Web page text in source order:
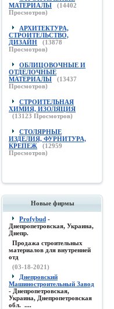
МАТЕРИАЛЫ
(14402
Просмотров)
АРХИТЕКТУРА,
СТРОИТЕЛЬСТВО,
ДИЗАЙН
(13878
Просмотров)
ОБЛИЦОВОЧНЫЕ И
ОТДЕЛОЧНЫЕ
МАТЕРИАЛЫ
(13437
Просмотров)
СТРОИТЕЛЬНАЯ
ХИМИЯ, ИЗОЛЯЦИЯ
(13123 Просмотров)
СТОЛЯРНЫЕ
ИЗДЕЛИЯ, ФУРНИТУРА,
КРЕПЕЖ
(12959
Просмотров)
Новые фирмы
Profybud -
Днепропетровская, Украина,
Днепр.
Продажа строительных
материалов для внутренней
отд
(03-18-2021)
Днепровский
Машиностроительный Завод
- Днепропетровская,
Украина, Днепропетровская
обл. ....